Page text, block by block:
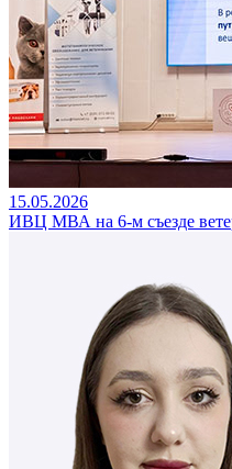
15.05.2026
ИВЦ МВА на 6-м съезде